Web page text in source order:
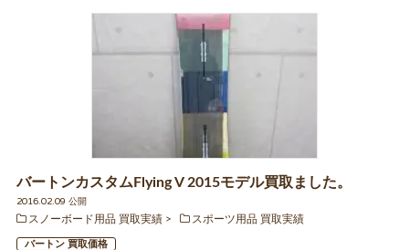
バートンカスタムFlying V 2015モデル買取ました。
2016.02.09 公開
スノーボード用品 買取実績
スポーツ用品 買取実績
バートン 買取価格